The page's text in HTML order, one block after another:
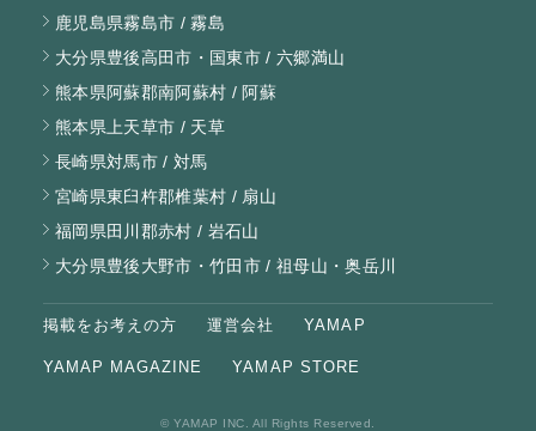
鹿児島県霧島市 / 霧島
大分県豊後高田市・国東市 / 六郷満山
熊本県阿蘇郡南阿蘇村 / 阿蘇
熊本県上天草市 / 天草
長崎県対馬市 / 対馬
宮崎県東臼杵郡椎葉村 / 扇山
福岡県田川郡赤村 / 岩石山
大分県豊後大野市・竹田市 / 祖母山・奥岳川
掲載をお考えの方 運営会社 YAMAP
YAMAP MAGAZINE YAMAP STORE
© YAMAP INC. All Rights Reserved.